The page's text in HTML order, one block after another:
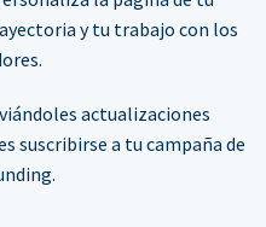
y tu trabajo con los
actualizaciones
suscribirse a tu campaña de